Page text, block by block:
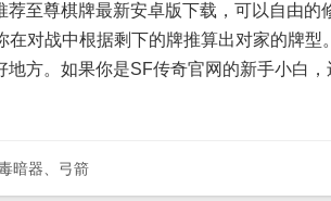
尊棋牌最新安卓版下载，可以自由的
在对战中根据剩下的牌推算出对家的牌
方。如果你是SF传奇官网的新手小白，
暗器、弓箭